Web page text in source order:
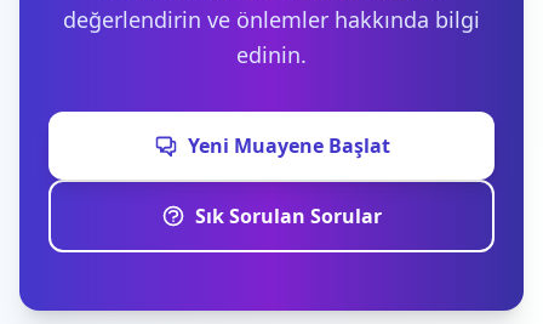
değerlendirin ve önlemler hakkında bilgi
edinin.
Yeni Muayene Başlat
Sık Sorulan Sorular